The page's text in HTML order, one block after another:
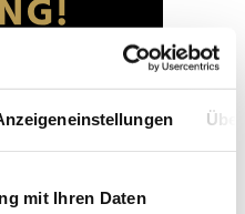
mit Ihren Daten